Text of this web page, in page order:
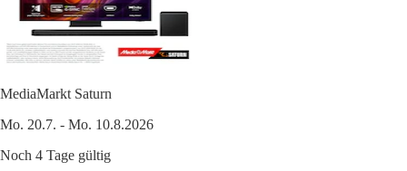
MediaMarkt Saturn
Mo. 20.7. - Mo. 10.8.2026
Noch 4 Tage gültig